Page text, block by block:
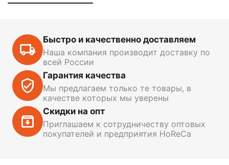
Быстро и качественно доставляем
Наша компания производит доставку по
всей России
Гарантия качества
Мы предлагаем только те товары, в
качестве которых мы уверены
Скидки на опт
Приглашаем к сотрудничеству оптовых
покупателей и предприятия HoReCa